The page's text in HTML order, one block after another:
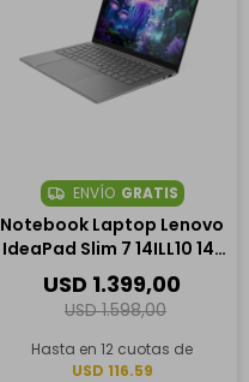
ENVÍO GRATIS
Notebook Laptop Lenovo
IdeaPad Slim 7 14ILL10 14"
OLED Táctil, Intel Core
Ultra 7 258V, 32GB RAM,
1TB SSD
USD 1.399,00
USD 1.598,00
Hasta en 12 cuotas de
USD 116.59